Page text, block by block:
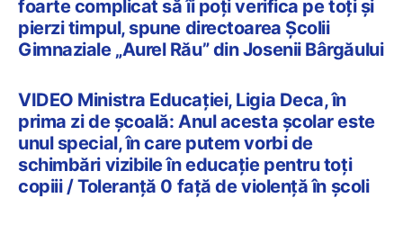
foarte complicat să îi poți verifica pe toți și
pierzi timpul, spune directoarea Școlii
Gimnaziale „Aurel Rău” din Josenii Bârgăului
VIDEO Ministra Educației, Ligia Deca, în
prima zi de școală: Anul acesta școlar este
unul special, în care putem vorbi de
schimbări vizibile în educație pentru toți
copiii / Toleranță 0 față de violență în școli